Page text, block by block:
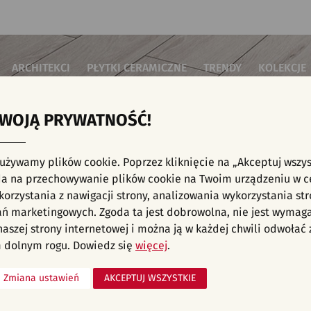
ARCHITEKCI PŁYTKI CERAMICZNE TRENDY KOLEKCJE
do sypialni
kuchenne
łazienkowe
na schody
na taras
komercyjne
Płytki ścienne
Płytki cegiełki
Płytki drewnopodobne
Płytki heksagonalne
Płytki jodełka
Płytki kamienne
Płytki kolorowe
Płytki
Płytki we
KAFELKI - NOWOŚCI, SALON I HOL,
aranżacji spełniających wybrane filtry. Przejdź do pełnejoferty
PRYWATNOŚĆ!
plików cookie. Poprzez kliknięcie na „Akceptuj
na przechowywanie plików cookie na Twoim urządzeniu w
z nawigacji strony, analizowania wykorzystania
marketingowych. Zgoda ta jest dobrowolna, nie jest
strony internetowej i można ją w każdej chwili odwołać
dolnym rogu. Dowiedz się więcej.
Zmiana ustawień AKCEPTUJ WSZYSTKIE